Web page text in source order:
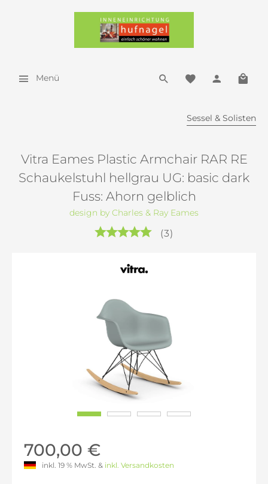
Menü
Sessel & Solisten
Vitra Eames Plastic Armchair RAR RE
Schaukelstuhl hellgrau UG: basic dark
Fuss: Ahorn gelblich
design by Charles & Ray Eames
(3)
700,00 €
inkl. 19 % MwSt. & inkl. Versandkosten